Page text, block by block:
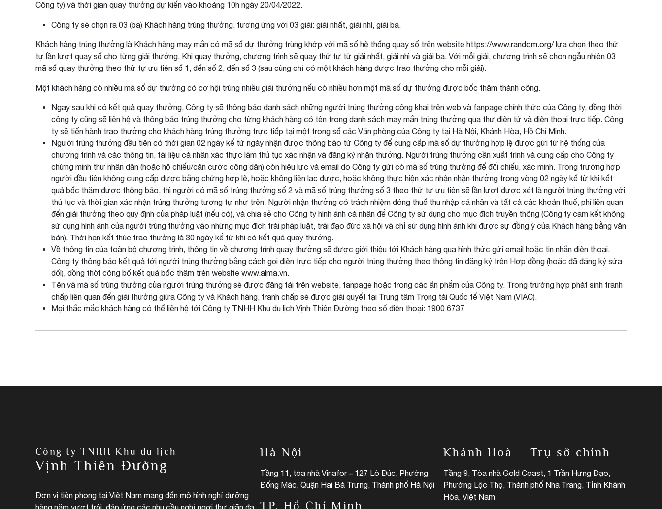
Công ty) và thời gian quay thưởng dự kiến vào khoảng 10h ngày 20/04/2022.
Công ty sẽ chọn ra 03 (ba) Khách hàng trúng thưởng, tương ứng với 03 giải: giải nhất, giải nhì, giải ba.
Khách hàng trúng thưởng là Khách hàng may mắn có mã số dự thưởng trùng khớp với mã số hệ thống quay số trên website https://www.random.org/lựa chọn theo thứ
tự lần lượt quay số cho từng giải thưởng. Khi quay thưởng, chương trình sẽ quay thứ tự từ giải nhất, giải nhì và giải ba. Với mỗi giải, chương trình sẽ chon ngẫu nhiên 03
mã số quay thưởng theo thứ tự ưu tiên số 1, đến số 2, đến số 3 (sau cùng chỉ có một khách hàng được trao thưởng cho mỗi giải).
Một khách hàng có nhiều mã số dự thưởng có cơ hội trúng nhiều giải thưởng nếu có nhiều hơn một mã số dự thưởng được bốc thăm thành công.
Ngay sau khi có kết quả quay thưởng, Công ty sẽ thông báo danh sách những người trúng thưởng công khai trên web và fanpage chính thức của Công ty, đồng thời
công ty cũng sẽ liên hệ và thông báo trúng thưởng cho từng khách hàng có tên trong danh sách may mắn trúng thưởng qua thư điện tử và điện thoại trực tiếp. Công
ty sẽ tiến hành trao thưởng cho khách hàng trúng thưởng trực tiếp tại một trong số các Văn phòng của Công ty tại Hà Nội, Khánh Hòa, Hồ Chí Minh.
Người trúng thưởng đầu tiên có thời gian 02 ngày kể từ ngày nhận được thông báo từ Công ty để cung cấp mã số dự thưởng hợp lệ được gửi từ hệ thống của
chương trình và các thông tin, tài liệu cá nhân xác thực làm thủ tục xác nhận và đăng ký nhận thưởng. Người trúng thưởng cần xuất trình và cung cấp cho Công ty
chứng minh thư nhân dân (hoặc hộ chiếu/căn cước công dân) còn hiệu lực và email do Công ty gửi có mã số trúng thưởng để đối chiếu, xác minh. Trong trường hợp
người đầu tiên không cung cấp được bằng chứng hợp lệ, hoặc không liên lạc được, hoặc không thực hiện xác nhận nhận thưởng trong vòng 02 ngày kể từ khi kết
quả bốc thăm được thông báo, thì người có mã số trúng thưởng số 2 và mã số trúng thưởng số 3 theo thứ tự ưu tiên sẽ lần lượt được xét là người trúng thưởng với
thủ tục và thời gian xác nhận trúng thưởng tương tự như trên. Người nhận thưởng có trách nhiệm đóng thuế thu nhập cá nhân và tất cả các khoản thuế, phí liên quan
đến giải thưởng theo quy định của pháp luật (nếu có), và chia sẻ cho Công ty hình ảnh cá nhân để Công ty sử dụng cho mục đích truyền thông (Công ty cam kết không
sử dụng hình ảnh của người trúng thưởng vào những mục đích trái pháp luật, trái đạo đức xã hội và chỉ sử dụng hình ảnh khi được sự đồng ý của Khách hàng bằng văn
bản). Thời hạn kết thúc trao thưởng là 30 ngày kể từ khi có kết quả quay thưởng.
Về thông tin của toàn bộ chương trình, thông tin về chương trình quay thưởng sẽ được giới thiệu tới Khách hàng qua hình thức gửi email hoặc tin nhắn điện thoại.
Công ty thông báo kết quả tới người trúng thưởng bằng cách gọi điện trực tiếp cho người trúng thưởng theo thông tin đăng ký trên Hợp đồng (hoặc đã đăng ký sửa
đổi), đồng thời công bố kết quả bốc thăm trên website www.alma.vn.
Tên và mã số trúng thưởng của người trúng thưởng sẽ được đăng tải trên website, fanpage hoặc trong các ấn phẩm của Công ty. Trong trường hợp phát sinh tranh
chấp liên quan đến giải thưởng giữa Công ty và Khách hàng, tranh chấp sẽ được giải quyết tại Trung tâm Trọng tài Quốc tế Việt Nam (VIAC).
Mọi thắc mắc khách hàng có thể liên hệ tới Công ty TNHH Khu du lịch Vịnh Thiên Đường theo số điện thoại: 1900 6737
Công ty TNHH Khu du lịch
Vịnh Thiên Đường
Đơn vị tiên phong tại Việt Nam mang đến mô hình nghỉ dưỡng
hàng năm vượt trội, đáp ứng các nhu cầu nghỉ ngơi thư giãn đa
Hà Nội
Tầng 11, tòa nhà Vinafor – 127 Lò Đúc, Phường
Đống Mác, Quận Hai Bà Trưng, Thành phố Hà Nội
TP. Hồ Chí Minh
Khánh Hoà – Trụ sở chính
Tầng 9, Tòa nhà Gold Coast, 1 Trần Hưng Đạo,
Phường Lộc Thọ, Thành phố Nha Trang, Tỉnh Khánh
Hòa, Việt Nam